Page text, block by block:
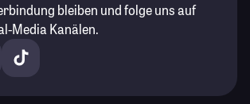
bleiben und folge uns auf
Media Kanälen.